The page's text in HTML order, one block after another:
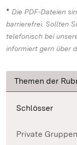
* Die PDF-Dateien
barrierefrei. Sollten
telefonisch bei
informiert gern über
Themen der
Schlösser
Private